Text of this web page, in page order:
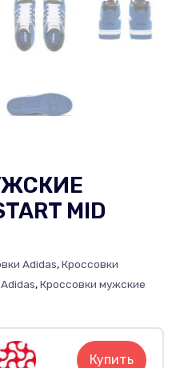
MID
Adidas,Кроссовки
,Кроссовки мужские
Купить